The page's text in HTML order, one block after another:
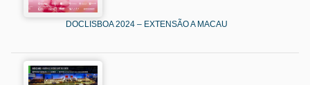
DOCLISBOA 2024 – EXTENSÃO A MACAU